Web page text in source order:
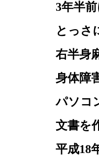
3年半
とっさ
右半身
身体障
パソコ
文書を
平成18